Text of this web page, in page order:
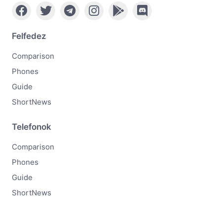
Felfedez
Comparison
Phones
Guide
ShortNews
Telefonok
Comparison
Phones
Guide
ShortNews